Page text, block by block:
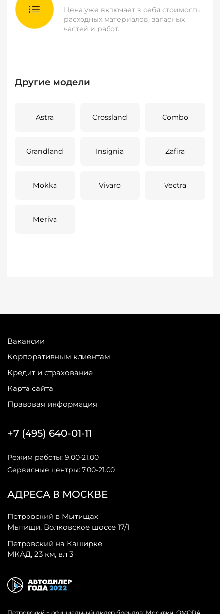
Цена уже включает в себя стоимость
расходных материалов, запасных
частей и работ.
Другие модели
Astra Crossland Combo
Grandland Insignia Zafira
Mokka Vivaro Vectra
Meriva
Вакансии
Корпоративным клиентам
Кредит и страхование
Карта сайта
Правовая информация
АДРЕСА В МОСКВЕ
Петровский в Мытищах
Мытищи, Волковское шоссе 17/1
Петровский на Каширке
МКАД, 23 км, вл 3
+7 (495) 640-01-11
Режим работы: 9.00-21.00
Сервисные центры: 7.00-21.00
Петровский − официальный дилер брендов: Москвич, OMODA,